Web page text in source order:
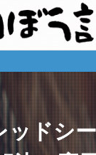
ッドシ